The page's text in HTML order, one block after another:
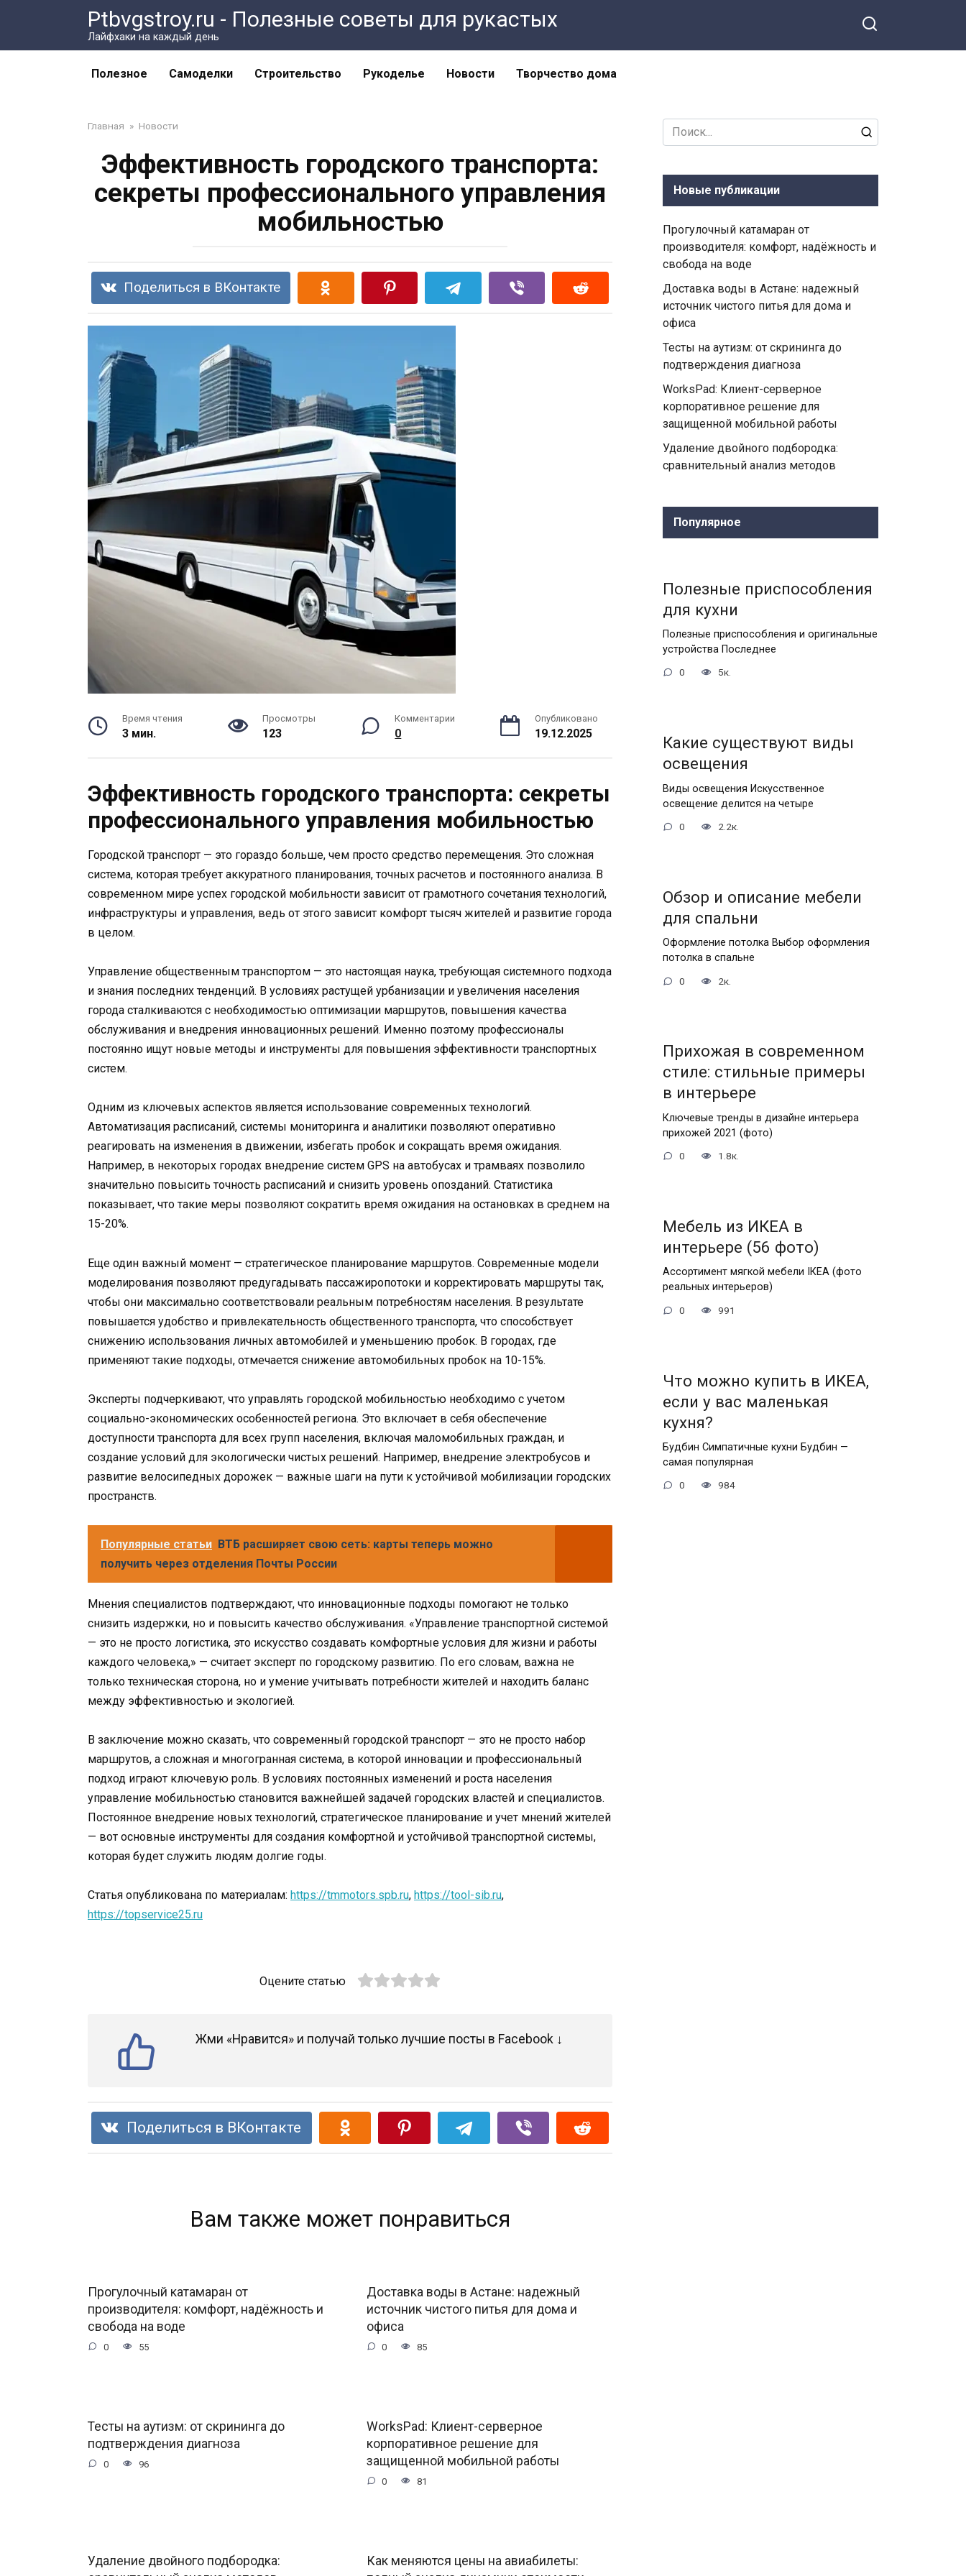
Ptbvgstroy.ru - Полезные советы для рукастых
Лайфхаки на каждый день
Полезное Самоделки Строительство Рукоделье Новости Творчество дома
Главная » Новости
Эффективность городского транспорта:
секреты профессионального управления
мобильностью
Поделиться в ВКонтакте
Время чтения
3 мин.
Просмотры
123
Комментарии
0
Опубликовано
19.12.2025
Эффективность городского транспорта: секреты
профессионального управления мобильностью
Городской транспорт — это гораздо больше, чем просто средство перемещения. Это сложная
система, которая требует аккуратного планирования, точных расчетов и постоянного анализа. В
современном мире успех городской мобильности зависит от грамотного сочетания технологий,
инфраструктуры и управления, ведь от этого зависит комфорт тысяч жителей и развитие города
в целом.
Управление общественным транспортом — это настоящая наука, требующая системного подхода
и знания последних тенденций. В условиях растущей урбанизации и увеличения населения
города сталкиваются с необходимостью оптимизации маршрутов, повышения качества
обслуживания и внедрения инновационных решений. Именно поэтому профессионалы
постоянно ищут новые методы и инструменты для повышения эффективности транспортных
систем.
Одним из ключевых аспектов является использование современных технологий.
Автоматизация расписаний, системы мониторинга и аналитики позволяют оперативно
реагировать на изменения в движении, избегать пробок и сокращать время ожидания.
Например, в некоторых городах внедрение систем GPS на автобусах и трамваях позволило
значительно повысить точность расписаний и снизить уровень опозданий. Статистика
показывает, что такие меры позволяют сократить время ожидания на остановках в среднем на
15-20%.
Еще один важный момент — стратегическое планирование маршрутов. Современные модели
моделирования позволяют предугадывать пассажиропотоки и корректировать маршруты так,
чтобы они максимально соответствовали реальным потребностям населения. В результате
повышается удобство и привлекательность общественного транспорта, что способствует
снижению использования личных автомобилей и уменьшению пробок. В городах, где
применяют такие подходы, отмечается снижение автомобильных пробок на 10-15%.
Эксперты подчеркивают, что управлять городской мобильностью необходимо с учетом
социально-экономических особенностей региона. Это включает в себя обеспечение
доступности транспорта для всех групп населения, включая маломобильных граждан, и
создание условий для экологически чистых решений. Например, внедрение электробусов и
развитие велосипедных дорожек — важные шаги на пути к устойчивой мобилизации городских
пространств.
Популярные статьи ВТБ расширяет свою сеть: карты теперь можно
получить через отделения Почты России
Мнения специалистов подтверждают, что инновационные подходы помогают не только
снизить издержки, но и повысить качество обслуживания. «Управление транспортной системой
— это не просто логистика, это искусство создавать комфортные условия для жизни и работы
каждого человека,» — считает эксперт по городскому развитию. По его словам, важна не
только техническая сторона, но и умение учитывать потребности жителей и находить баланс
между эффективностью и экологией.
В заключение можно сказать, что современный городской транспорт — это не просто набор
маршрутов, а сложная и многогранная система, в которой инновации и профессиональный
подход играют ключевую роль. В условиях постоянных изменений и роста населения
управление мобильностью становится важнейшей задачей городских властей и специалистов.
Постоянное внедрение новых технологий, стратегическое планирование и учет мнений жителей
— вот основные инструменты для создания комфортной и устойчивой транспортной системы,
которая будет служить людям долгие годы.
Статья опубликована по материалам: https://tmmotors.spb.ru, https://tool-sib.ru,
https://topservice25.ru
Оцените статью
Жми «Нравится» и получай только лучшие посты в Facebook ↓
Поделиться в ВКонтакте
Вам также может понравиться
Прогулочный катамаран от
производителя: комфорт, надёжность и
свобода на воде
0 55
Доставка воды в Астане: надежный
источник чистого питья для дома и
офиса
0 85
Тесты на аутизм: от скрининга до
подтверждения диагноза
0 96
WorksPad: Клиент-серверное
корпоративное решение для
защищенной мобильной работы
0 81
Удаление двойного подбородка:
Как меняются цены на авиабилеты:
Search
for:
Новые публикации
Прогулочный катамаран от
производителя: комфорт, надёжность и
свобода на воде
Доставка воды в Астане: надежный
источник чистого питья для дома и
офиса
Тесты на аутизм: от скрининга до
подтверждения диагноза
WorksPad: Клиент-серверное
корпоративное решение для
защищенной мобильной работы
Удаление двойного подбородка:
сравнительный анализ методов
Популярное
Полезные приспособления
для кухни
Полезные приспособления и оригинальные
устройства Последнее
0 5к.
Какие существуют виды
освещения
Виды освещения Искусственное
освещение делится на четыре
0 2.2к.
Обзор и описание мебели
для спальни
Оформление потолка Выбор оформления
потолка в спальне
0 2к.
Прихожая в современном
стиле: стильные примеры
в интерьере
Ключевые тренды в дизайне интерьера
прихожей 2021 (фото)
0 1.8к.
Мебель из ИКЕА в
интерьере (56 фото)
Ассортимент мягкой мебели IКЕА (фото
реальных интерьеров)
0 991
Что можно купить в ИКЕА,
если у вас маленькая
кухня?
Будбин Симпатичные кухни Будбин —
самая популярная
0 984